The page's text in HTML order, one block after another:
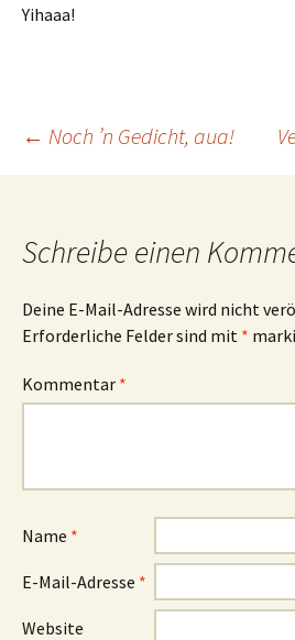
Yihaaa!
Beitrags-
← Noch ’n Gedicht, aua!
Schreibe einen
Deine E-Mail-Adresse wird nicht
Erforderliche Felder sind mit *
Kommentar *
Name *
E-Mail-Adresse *
Website